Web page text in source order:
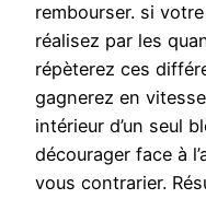
rembourser. si
réalisez par les
répèterez ces
gagnerez en
intérieur d’un seul
décourager face à
vous contrarier.